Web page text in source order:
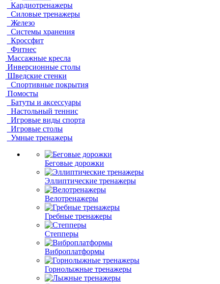
Кардиотренажеры
Силовые тренажеры
Железо
Системы хранения
Кроссфит
Фитнес
Массажные кресла
Инверсионные столы
Шведские стенки
Спортивные покрытия
Помосты
Батуты и аксессуары
Настольный теннис
Игровые виды спорта
Игровые столы
Умные тренажеры
Беговые дорожки
Эллиптические тренажеры
Велотренажеры
Гребные тренажеры
Степперы
Виброплатформы
Горнолыжные тренажеры